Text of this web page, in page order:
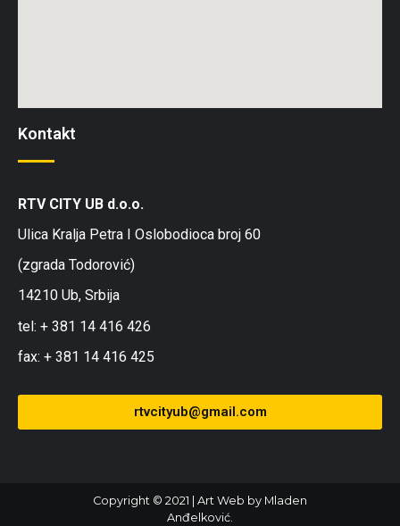
Kontakt
RTV CITY UB d.o.o.
Ulica Kralja Petra I Oslobodioca broj 60
(zgrada Todorović)
14210 Ub, Srbija
tel: + 381 14 416 426
fax: + 381 14 416 425
rtvcityub@gmail.com
Copyright © 2021 | Art Web by Mladen
Anđelković.